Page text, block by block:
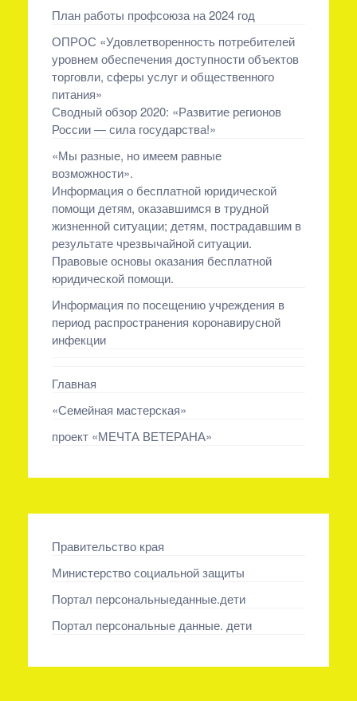
План работы профсоюза на 2024 год
ОПРОС «Удовлетворенность потребителей
уровнем обеспечения доступности объектов
торговли, сферы услуг и общественного
питания»
Сводный обзор 2020: «Развитие регионов
России — сила государства!»
«Мы разные, но имеем равные
возможности».
Информация о бесплатной юридической
помощи детям, оказавшимся в трудной
жизненной ситуации; детям, пострадавшим в
результате чрезвычайной ситуации.
Правовые основы оказания бесплатной
юридической помощи.
Информация по посещению учреждения в
период распространения коронавирусной
инфекции
Главная
«Семейная мастерская»
проект «МЕЧТА ВЕТЕРАНА»
Правительство края
Министерство социальной защиты
Портал персональныеданные.дети
Портал персональные данные. дети